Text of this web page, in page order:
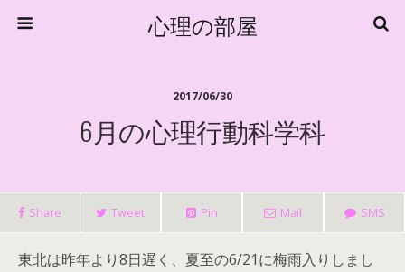
心理の部屋
2017/06/30
6月の心理行動科学科
Share Tweet Pin Mail SMS
東北は昨年より8日遅く、夏至の6/21に梅雨入りしまし